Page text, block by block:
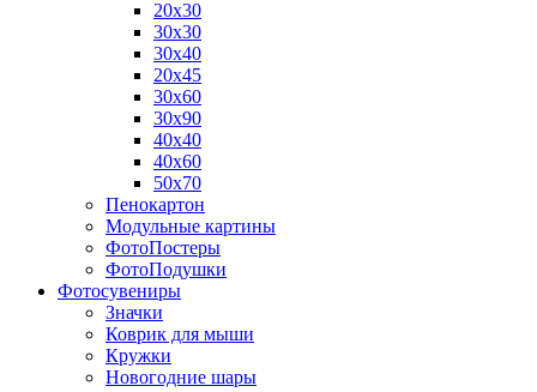
20х30
30х30
30х40
20х45
30х60
30х90
40х40
40х60
50х70
Пенокартон
Модульные картины
ФотоПостеры
ФотоПодушки
Фотоcувениры
Значки
Коврик для мыши
Кружки
Новогодние шары